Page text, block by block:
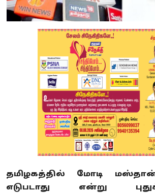
தமிழகத்தில் மோடி
எடுபடாது என்று